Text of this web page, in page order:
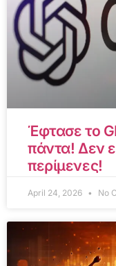
Έφτασε το
πάντα! Δεν
περίμενες!
April 24, 2026 No